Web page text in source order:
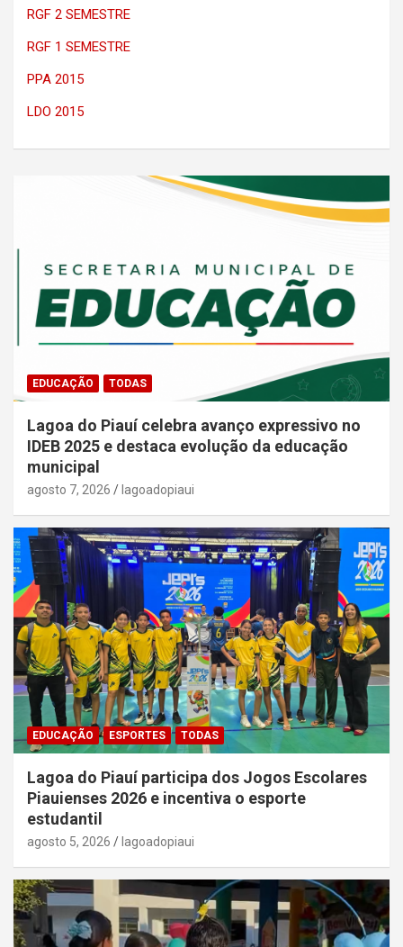
RGF 2 SEMESTRE
RGF 1 SEMESTRE
PPA 2015
LDO 2015
EDUCAÇÃO TODAS
Lagoa do Piauí celebra avanço expressivo no
IDEB 2025 e destaca evolução da educação
municipal
agosto 7, 2026 lagoadopiaui
EDUCAÇÃO ESPORTES TODAS
Lagoa do Piauí participa dos Jogos Escolares
Piauienses 2026 e incentiva o esporte
estudantil
agosto 5, 2026 lagoadopiaui